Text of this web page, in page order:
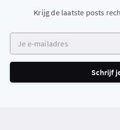
Krijg de laatste posts
Je e-mailadres
Schrijf